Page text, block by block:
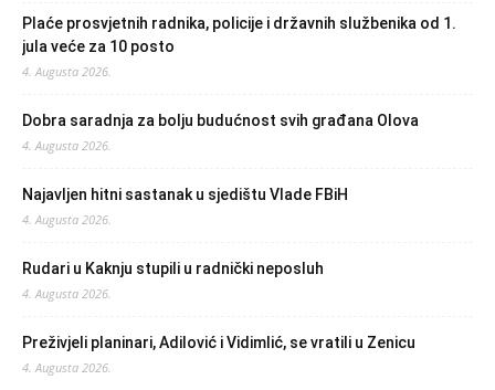
Plaće prosvjetnih radnika, policije i državnih službenika od 1.
jula veće za 10 posto
4. Augusta 2026.
Dobra saradnja za bolju budućnost svih građana Olova
4. Augusta 2026.
Najavljen hitni sastanak u sjedištu Vlade FBiH
4. Augusta 2026.
Rudari u Kaknju stupili u radnički neposluh
4. Augusta 2026.
Preživjeli planinari, Adilović i Vidimlić, se vratili u Zenicu
4. Augusta 2026.